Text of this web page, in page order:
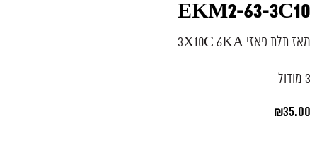
EKM2-63-3C10
מאז תלת פאזי 3X10C 6KA
3 מודול
₪35.00